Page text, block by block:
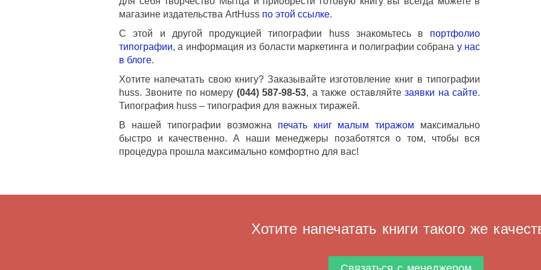
магазине издательства ArtHuss по этой ссылке.
С этой и другой продукцией типографии huss знакомьтесь в портфолио
типографии, а информация из боласти маркетинга и полиграфии собрана у нас
в блоге.
Хотите напечатать свою книгу? Заказывайте изготовление книг в типографии
huss. Звоните по номеру (044) 587-98-53, а также оставляйтезаявки на сайте.
Типография huss – типография для важных тиражей.
В нашей типографии возможна печать книг малым тиражом максимально
быстро и качественно. А наши менеджеры позаботятся о том, чтобы вся
процедура прошла максимально комфортно для вас!
Хотите напечатать книги такого же